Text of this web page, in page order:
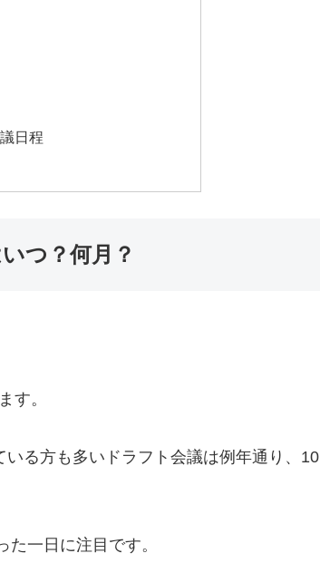
日程
つ？何月？
す。
る方も多いドラフト会議は例年通り、10
一日に注目です。